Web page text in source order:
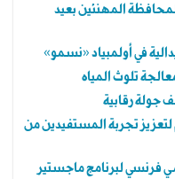
المهنئين بعيد
تلوث المياه
لتعزيز تجربة المستفيدين من
فرنسي لبرنامج ماجستير